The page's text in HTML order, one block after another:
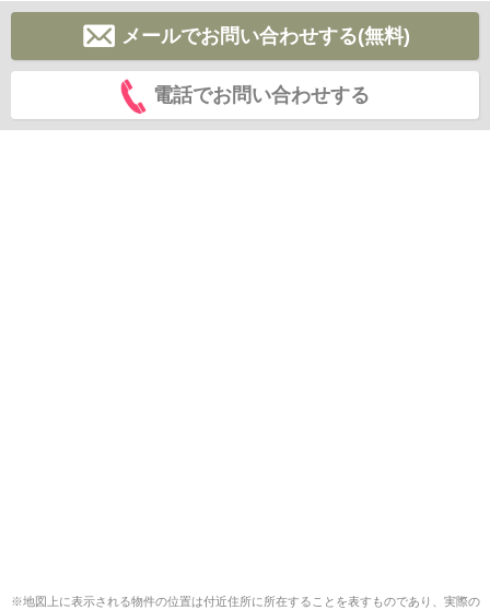
メールでお問い合わせする(無料)
電話でお問い合わせする
※地図上に表示される物件の位置は付近住所に所在することを表すものであり、実際の